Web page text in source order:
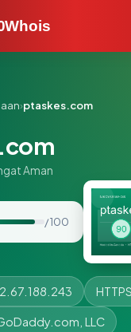
›ptaskes.com
Aman
/ 100
LLC